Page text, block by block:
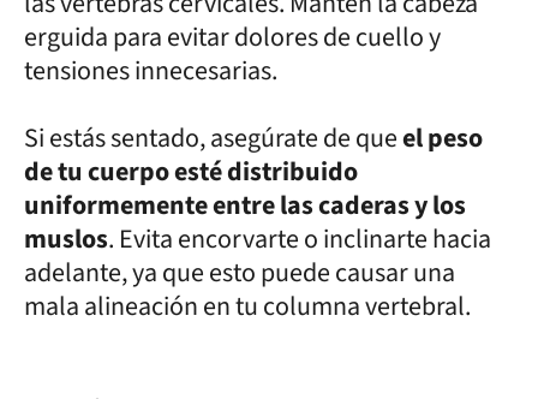
erguida para evitar dolores de cuello y
tensiones innecesarias.
Si estás sentado, asegúrate de queel peso
de tu cuerpo esté distribuido
uniformemente entre las caderas y los
muslos. Evita encorvarte o inclinarte hacia
adelante, ya que esto puede causar una
mala alineación en tu columna vertebral.